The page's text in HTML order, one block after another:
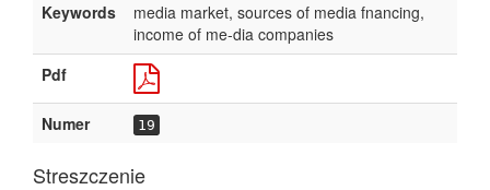
Keywords
media market, sources of media fnancing,
income of me-dia companies
Pdf
Numer 19
Streszczenie